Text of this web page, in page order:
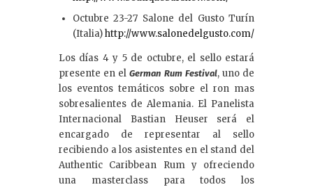
Octubre 23-27 Salone del Gusto Turín
(Italia)http://www.salonedelgusto.com/
Los días 4 y 5 de octubre, el sello estará
presente en elGerman Rum Festival, uno de
los eventos temáticos sobre el ron mas
sobresalientes de Alemania. El Panelista
Internacional Bastian Heuser será el
encargado de representar al sello
recibiendo a los asistentes en el stand del
Authentic Caribbean Rum y ofreciendo
una masterclass para todos los